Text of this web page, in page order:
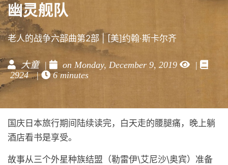
幽灵舰队
老人的战争六部曲第2部 | [美]约翰·斯卡尔齐
大童 | on Monday, December 9, 2019
|
2924 |
6 minutes
国庆日本旅行期间陆续读完，白天走的腰腿痛，晚上躺
酒店看书是享受。
故事从三个外星种族结盟（勒雷伊\艾尼沙\奥宾）准备